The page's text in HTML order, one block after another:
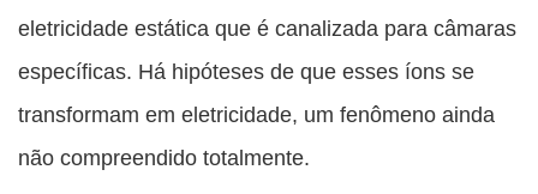
eletricidade estática que é canalizada para câmaras
específicas. Há hipóteses de que esses íons se
transformam em eletricidade, um fenômeno ainda
não compreendido totalmente.